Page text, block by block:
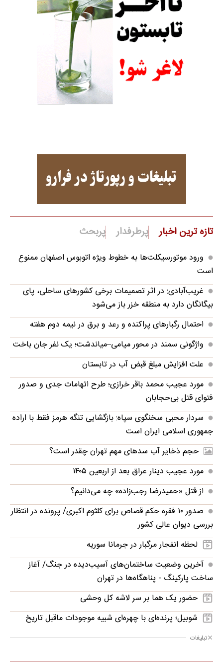
تازه ترین اخبار پرطرفدار پربحث
ورود موتورسیکلت‌ها به خطوط ویژه اتوبوس اصفهان ممنوع
است
غریب‌آبادی: در اثر تصمیمات برخی کشورهای ساحلی، پای
بیگانگان دارد به منطقه خزر باز می‌شود
احتمال رگبارهای پراکنده و رعد و برق در نیمه دوم هفته
واژگونی سمند در محور میامی–میاندشت؛ یک نفر جان باخت
علت افزایش مبلغ قبض آب در تابستان
مورد عجیب محمد باقر خرازی؛ طرح اتهامات جدی و صدور
فتوای قتل بی‌حجابان
سردار محبی سخنگوی سپاه: بازگشایی تنگه‌ هرمز فقط با اراده
جمهوری اسلامی ایران است
حجم ذخایر آب سدهای مهم تهران چقدر است؟
مورد عجیب دینار عراق بعد از اربعین ۱۴۰۵
از قتل «حمیدرضا رجب‌زاده» چه می‌دانیم؟
صدور ۱۰ فقره حکم قصاص برای کلثوم اکبری/ پرونده در انتظار
بررسی دیوان عالی کشور
لحظه انفجار مرگبار در جرمانا سوریه
آخرین وضعیت ساختمان‌های آسیب‌دیده در جنگ/ آغاز
ساخت پارکینگ - پناهگاه‌ها در تهران
حضور یک هما بر سر لاشه‌ کل وحشی
شوبیل؛ پرنده‌ای با چهره‌ای شبیه موجودات ماقبل تاریخ
تبلیغات